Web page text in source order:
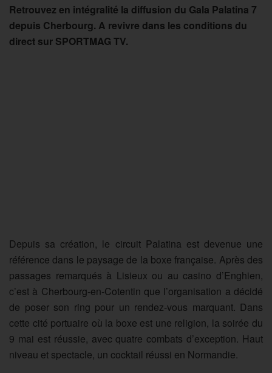
Retrouvez en intégralité la diffusion du Gala Palatina 7
depuis Cherbourg. A revivre dans les conditions du
direct sur SPORTMAG TV.
Depuis sa création, le circuit Palatina est devenue une
référence dans le paysage de la boxe française. Après des
passages remarqués à Lisieux ou au casino d’Enghien,
c’est à Cherbourg-en-Cotentin que l’organisation a décidé
de poser son ring pour un rendez-vous marquant. Dans
cette cité portuaire où la boxe est une religion, la soirée du
9 mai est réussie, avec quatre combats d’exception. Haut
niveau et spectacle, un cocktail réussi en Normandie.